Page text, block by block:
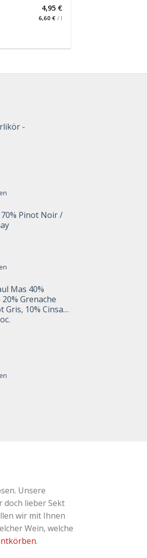
4,95 €
6,60 € / l
-
Pinot Noir /
Mas 40%
Grenache
10% Cinsault
Unsere
doch lieber Sekt
wir mit Ihnen
Wein, welche
.